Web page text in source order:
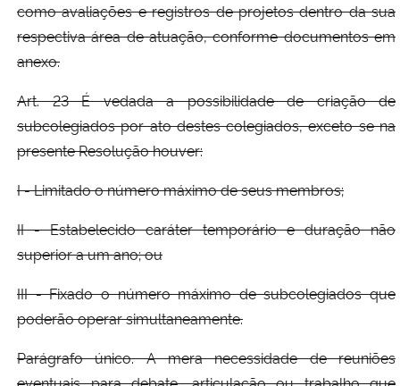
como avaliações e registros de projetos dentro da sua
respectiva área de atuação, conforme documentos em
anexo.
Art. 23 É vedada a possibilidade de criação de
subcolegiados por ato destes colegiados, exceto se na
presente Resolução houver:
I - Limitado o número máximo de seus membros;
II - Estabelecido caráter temporário e duração não
superior a um ano; ou
III - Fixado o número máximo de subcolegiados que
poderão operar simultaneamente.
Parágrafo único. A mera necessidade de reuniões